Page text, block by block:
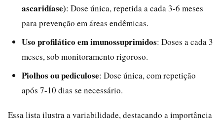
ascaridíase): Dose única, repetida a cada 3-6 meses
para prevenção em áreas endêmicas.
Uso profilático em imunossuprimidos: Doses a cada 3
meses, sob monitoramento rigoroso.
Piolhos ou pediculose: Dose única, com repetição
após 7-10 dias se necessário.
Essa lista ilustra a variabilidade, destacando a importância